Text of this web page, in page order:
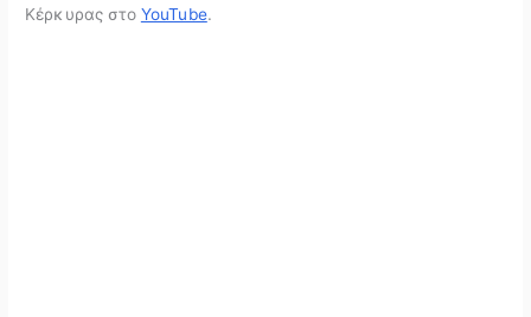
Κέρκυρας στο YouTube.